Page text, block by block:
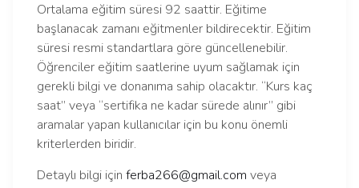
Ortalama eğitim süresi 92 saattir. Eğitime
başlanacak zamanı eğitmenler bildirecektir. Eğitim
süresi resmi standartlara göre güncellenebilir.
Öğrenciler eğitim saatlerine uyum sağlamak için
gerekli bilgi ve donanıma sahip olacaktır. “Kurs kaç
saat” veya “sertifika ne kadar sürede alınır” gibi
aramalar yapan kullanıcılar için bu konu önemli
kriterlerden biridir.
Detaylı bilgi için ferba266@gmail.com veya